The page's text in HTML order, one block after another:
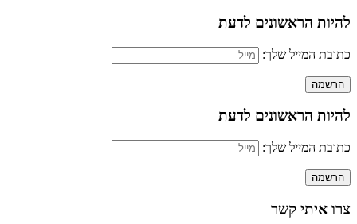
להיות הראשונים לדעת
כתובת המייל שלך:
להיות הראשונים לדעת
כתובת המייל שלך:
צרו איתי קשר